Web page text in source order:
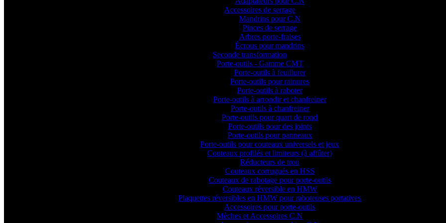
Accessoires de serrage
Mandrins pour C.N
Pinces de serrage
Arbres porte-fraises
Écrous pour mandrins
Seconde transformation
Porte-outils - Gamme CMT
Porte-outils à feuillurer
Porte-outils pour rainures
Porte-outils à raboter
Porte-outils à arrondir et chanfreiner
Porte-outils à chanfreiner
Porte-outils pour quart de rond
Porte-outils pour des joints
Porte-outils pour panneaux
Porte-outils pour couteaux universels et jeux
Couteaux profilés et limiteurs (à affûter)
Réducteurs de trou
Couteaux corrugués en HSS
Couteaux de rabotage pour porte-outils
Couteaux réversible en HMW
Plaquettes réversibles en HMW pour raboteuses portatives
Accessoires pour porte-outils
Mèches et Accessoires C.N